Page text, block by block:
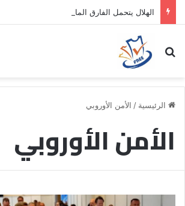
بحث عن
الرئيسية / الأمن الأوروبي
الأمن الأوروبي